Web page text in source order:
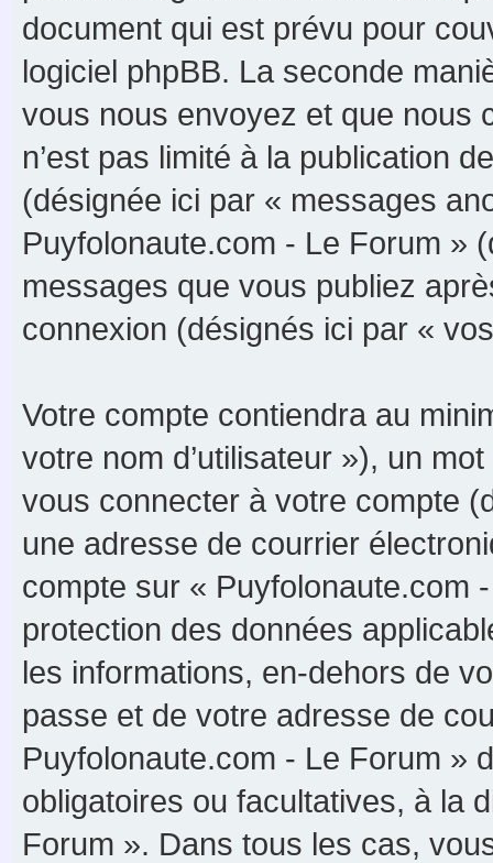
document qui est prévu pour
logiciel phpBB. La seconde
vous nous envoyez et que nous
n’est pas limité à la publication
(désignée ici par « messages
Puyfolonaute.com - Le Forum »
messages que vous publiez
connexion (désignés ici par «
Votre compte contiendra au
votre nom d’utilisateur »), un
vous connecter à votre compte
une adresse de courrier
compte sur « Puyfolonaute.com
protection des données
les informations, en-dehors de
passe et de votre adresse de
Puyfolonaute.com - Le Forum »
obligatoires ou facultatives, à la
Forum ». Dans tous les cas,